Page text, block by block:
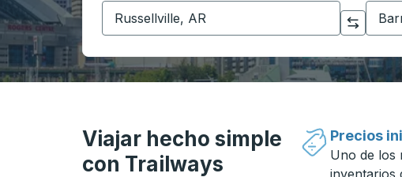
Comience a escribir la ciudad de origen para
Viajar hecho simple
con Trailways
Precios
Uno de los
inventarios